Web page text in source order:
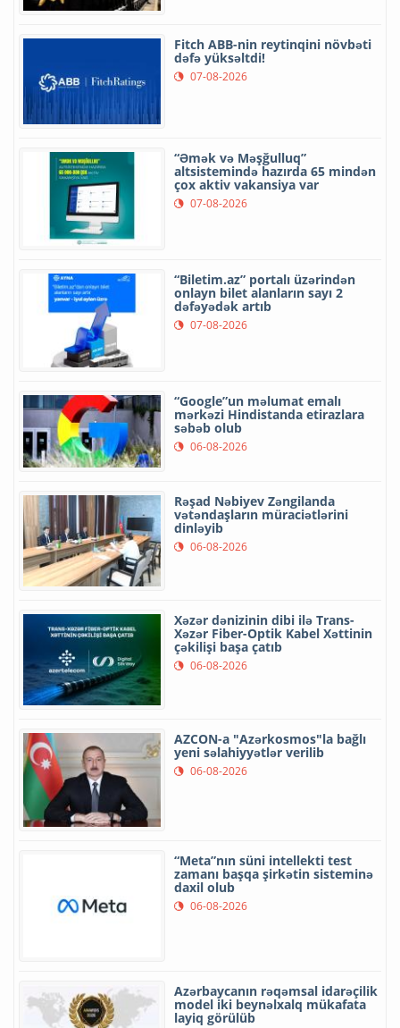
Fitch ABB-nin reytinqini növbəti
dəfə yüksəltdi!
07-08-2026
“Əmək və Məşğulluq”
altsistemində hazırda 65 mindən
çox aktiv vakansiya var
07-08-2026
“Biletim.az” portalı üzərindən
onlayn bilet alanların sayı 2
dəfəyədək artıb
07-08-2026
“Google”un məlumat emalı
mərkəzi Hindistanda etirazlara
səbəb olub
06-08-2026
Rəşad Nəbiyev Zəngilanda
vətəndaşların müraciətlərini
dinləyib
06-08-2026
Xəzər dənizinin dibi ilə Trans-
Xəzər Fiber-Optik Kabel Xəttinin
çəkilişi başa çatıb
06-08-2026
AZCON-a "Azərkosmos"la bağlı
yeni səlahiyyətlər verilib
06-08-2026
“Meta”nın süni intellekti test
zamanı başqa şirkətin sisteminə
daxil olub
06-08-2026
Azərbaycanın rəqəmsal idarəçilik
model iki beynəlxalq mükafata
layiq görülüb